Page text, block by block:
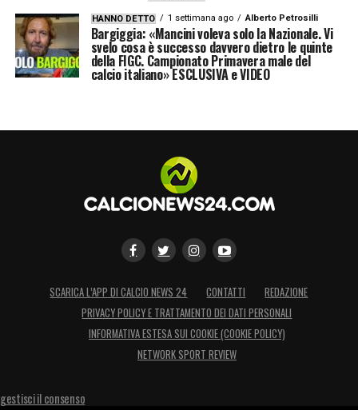
HANNO DETTO 1 settimana ago Alberto Petrosilli
Bargiggia: «Mancini voleva solo la Nazionale. Vi
svelo cosa è successo davvero dietro le quinte
della FIGC. Campionato Primavera male del
calcio italiano» ESCLUSIVA e VIDEO
SCARICA L’APP DI CALCIO NEWS 24 CONTATTI
REDAZIONE
PRIVACY POLICY E TRATTAMENTO DEI DATI PERSONALI
INFORMATIVA ESTESA SUI COOKIE (COOKIE POLICY)
NETWORK SPORT REVIEW
gestisci il consenso